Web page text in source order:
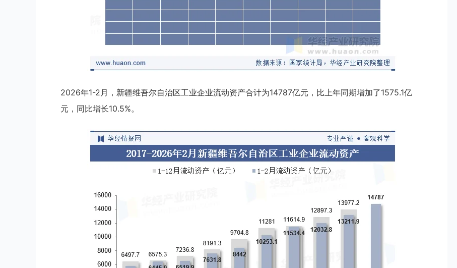
2026年1-2月，新疆维吾尔自治区工业企业流动资产合计为14787亿元，比上年同期增加了1575.1亿
元，同比增长10.5%。